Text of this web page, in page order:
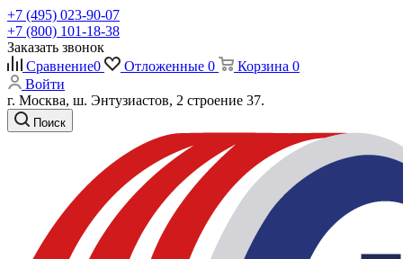
+7 (495) 023-90-07
+7 (800) 101-18-38
Заказать звонок
Сравнение0 Отложенные 0 Корзина 0
Войти
г. Москва, ш. Энтузиастов, 2 строение 37.
Поиск